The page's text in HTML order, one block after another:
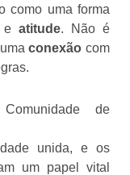
como uma forma
e atitude. Não é
umaconexão com
de
unida, e os
um papel vital